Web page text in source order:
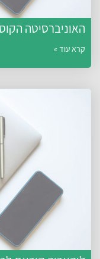
האוניברסיטה
קרא עוד »